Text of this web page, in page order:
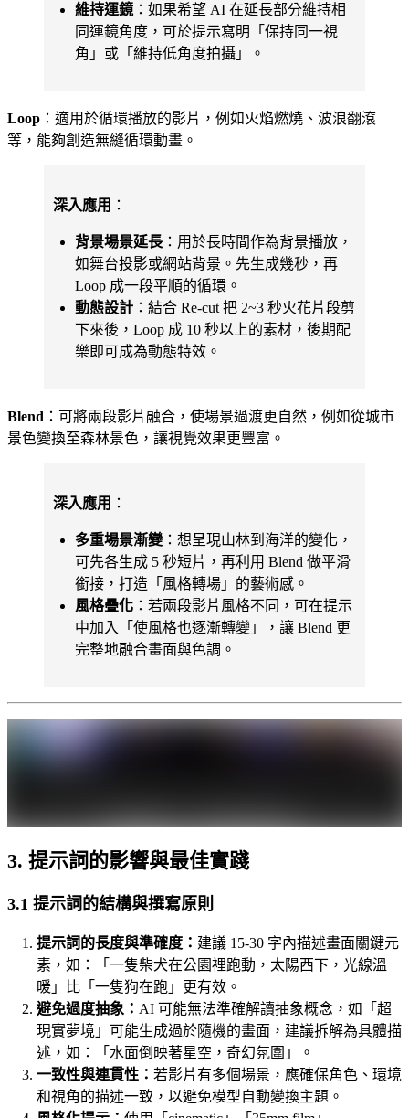
維持運鏡 ：如果希望 AI 在延長部分維持相
同運鏡角度，可於提示寫明「保持同一視
角」或「維持低角度拍攝」。
Loop ：適用於循環播放的影片，例如火焰燃燒、波浪翻滾
等，能夠創造無縫循環動畫。
深入應用 ：
背景場景延長 ：用於長時間作為背景播放，
如舞台投影或網站背景。先生成幾秒，再
Loop 成一段平順的循環。
動態設計 ：結合 Re-cut 把 2~3 秒火花片段剪
下來後，Loop 成 10 秒以上的素材，後期配
樂即可成為動態特效。
Blend ：可將兩段影片融合，使場景過渡更自然，例如從城市
景色變換至森林景色，讓視覺效果更豐富。
深入應用 ：
多重場景漸變 ：想呈現山林到海洋的變化，
可先各生成 5 秒短片，再利用 Blend 做平滑
銜接，打造「風格轉場」的藝術感。
風格疊化 ：若兩段影片風格不同，可在提示
中加入「使風格也逐漸轉變」，讓 Blend 更
完整地融合畫面與色調。
3. 提示詞的影響與最佳實踐
3.1 提示詞的結構與撰寫原則
提示詞的長度與準確度： 建議 15-30 字內描述畫面關鍵元
素，如：「一隻柴犬在公園裡跑動，太陽西下，光線溫
暖」比「一隻狗在跑」更有效。
避免過度抽象： AI 可能無法準確解讀抽象概念，如「超
現實夢境」可能生成過於隨機的畫面，建議拆解為具體描
述，如：「水面倒映著星空，奇幻氛圍」。
一致性與連貫性： 若影片有多個場景，應確保角色、環境
和視角的描述一致，以避免模型自動變換主題。